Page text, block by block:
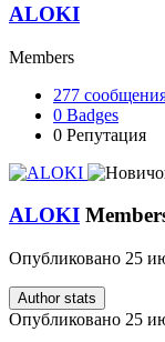
ALOKI
Members
277
0 Badges
0 Репутация
ALOKI
Опубликовано 25
Author stats
Опубликовано 25